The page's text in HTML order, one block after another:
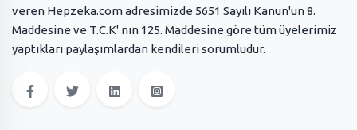
veren Hepzeka.com adresimizde 5651 Sayılı Kanun'un 8.
Maddesine ve T.C.K' nın 125. Maddesine göre tüm üyelerimiz
yaptıkları paylaşımlardan kendileri sorumludur.